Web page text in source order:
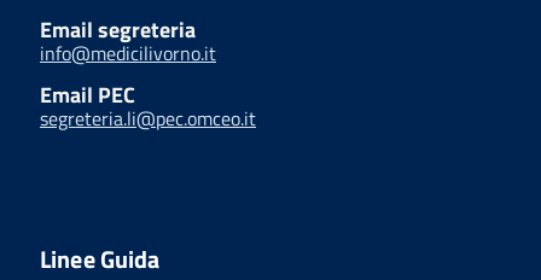
Email segreteria
info@medicilivorno.it
Email PEC
segreteria.li@pec.omceo.it
Linee Guida